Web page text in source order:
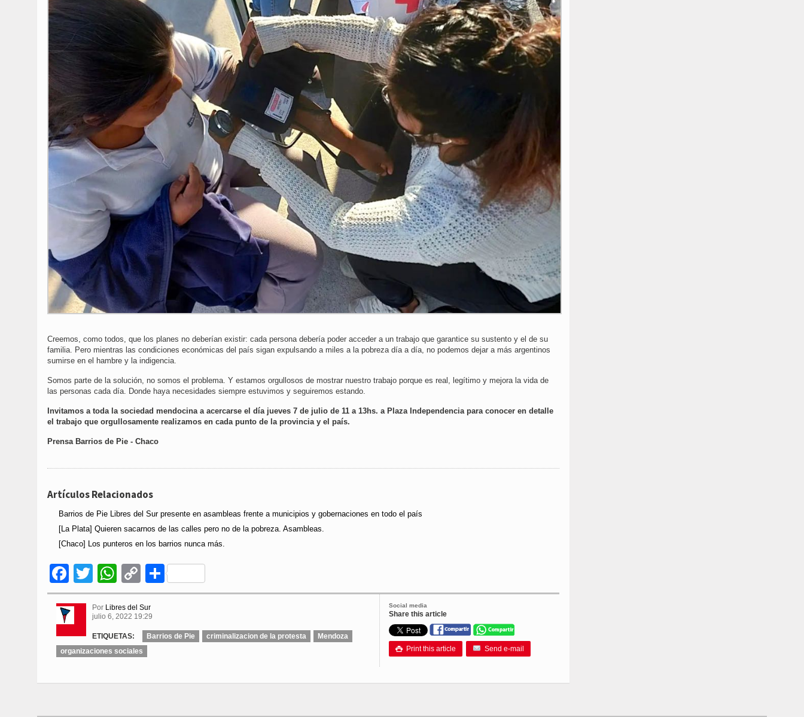
Creemos, como todos, que los planes no deberían existir: cada persona debería poder acceder a un trabajo que garantice su sustento y el de su
familia. Pero mientras las condiciones económicas del país sigan expulsando a miles a la pobreza día a día, no podemos dejar a más argentinos
sumirse en el hambre y la indigencia.
Somos parte de la solución, no somos el problema. Y estamos orgullosos de mostrar nuestro trabajo porque es real, legítimo y mejora la vida de
las personas cada día. Donde haya necesidades siempre estuvimos y seguiremos estando.
Invitamos a toda la sociedad mendocina a acercarse el día jueves 7 de julio de 11 a 13hs. a Plaza Independencia para conocer en detalle
el trabajo que orgullosamente realizamos en cada punto de la provincia y el país.
Prensa Barrios de Pie - Chaco
Artículos Relacionados
Barrios de Pie Libres del Sur presente en asambleas frente a municipios y gobernaciones en todo el país
[La Plata] Quieren sacarnos de las calles pero no de la pobreza. Asambleas.
[Chaco] Los punteros en los barrios nunca más.
Facebook
TwitterWhatsApp
Copy
Link
Compartir
Social media
Share this article
 Print this article Send e-mail
Por Libres del Sur
julio 6, 2022 19:29
ETIQUETAS: Barrios de Pie criminalizacion de la protesta
Mendoza
organizaciones sociales